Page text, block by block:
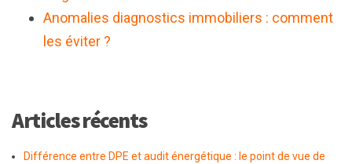
Anomalies diagnostics immobiliers : comment
les éviter ?
Articles récents
Différence entre DPE et audit énergétique : le point de vue de